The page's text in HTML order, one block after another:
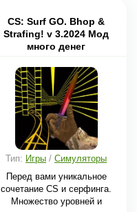
CS: Surf GO. Bhop &
Strafing! v 3.2024 Мод
много денег
Тип: Игры /Симуляторы
Перед вами уникальное
сочетание CS и серфинга.
Множество уровней и